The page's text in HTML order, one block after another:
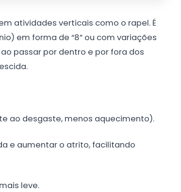
atividades verticais como o rapel. É
em forma de “8” ou com variações
passar por dentro e por fora dos
ao desgaste, menos aquecimento).
e aumentar o atrito, facilitando
leve.